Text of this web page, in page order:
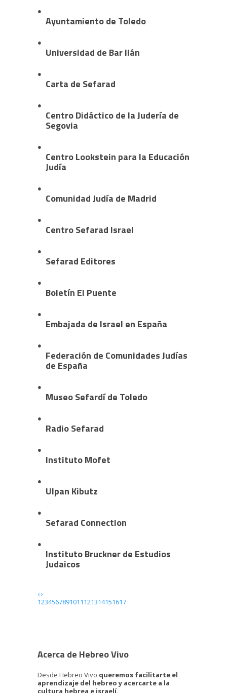
Ayuntamiento de Toledo
Universidad de Bar Ilán
Carta de Sefarad
Centro Didáctico de la Judería de
Segovia
Centro Lookstein para la Educación
Judía
Comunidad Judía de Madrid
Centro Sefarad Israel
Sefarad Editores
Boletín El Puente
Embajada de Israel en España
Federación de Comunidades Judías
de España
Museo Sefardí de Toledo
Radio Sefarad
Instituto Mofet
Ulpan Kibutz
Sefarad Connection
Instituto Bruckner de Estudios
Judaicos
‹›
1234567891011121314151617
Acerca de Hebreo Vivo
Desde Hebreo Vivo queremos facilitarte el
aprendizaje del hebreo y acercarte a la
cultura hebrea e israelí.